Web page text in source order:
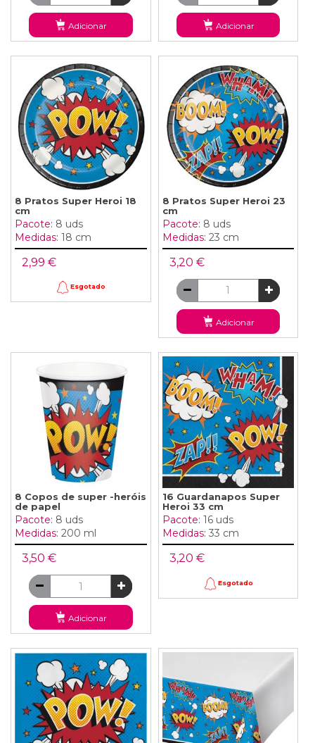
Adicionar Adicionar
8 Pratos Super Heroi 18
cm
Pacote: 8 uds
Medidas: 18 cm
2,99 €
Esgotado
8 Pratos Super Heroi 23
cm
Pacote: 8 uds
Medidas: 23 cm
3,20 €
Adicionar
8 Copos de super -heróis
de papel
Pacote: 8 uds
Medidas: 200 ml
3,50 €
Adicionar
16 Guardanapos Super
Heroi 33 cm
Pacote: 16 uds
Medidas: 33 cm
3,20 €
Esgotado